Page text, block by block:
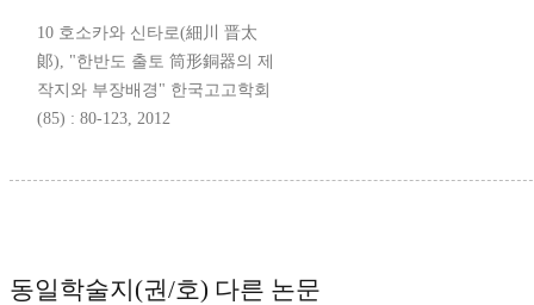
10 호소카와 신타로(細川 晋太
郞), "한반도 출토 筒形銅器의 제
작지와 부장배경" 한국고고학회
(85) : 80-123, 2012
동일학술지(권/호) 다른 논문